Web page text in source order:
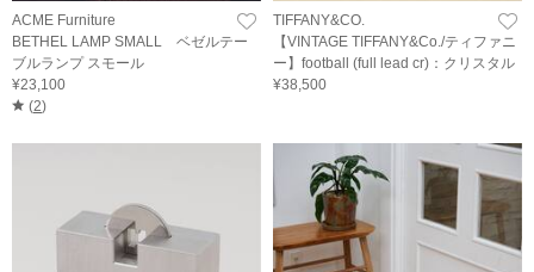
ACME Furniture
BETHEL LAMP SMALL ベゼルテー
ブルランプ スモール
¥23,100
(2)
TIFFANY&CO.
【VINTAGE TIFFANY&Co./ティファニ
ー】football (full lead cr)：クリスタル
¥38,500